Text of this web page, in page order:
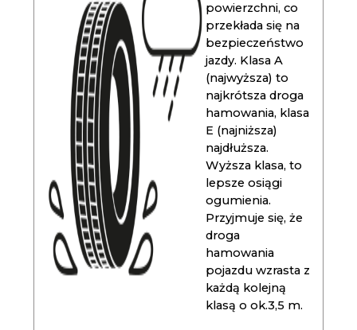
powierzchni, co
przekłada się na
bezpieczeństwo
jazdy. Klasa A
(najwyższa) to
najkrótsza droga
hamowania, klasa
E (najniższa)
najdłuższa.
Wyższa klasa, to
lepsze osiągi
ogumienia.
Przyjmuje się, że
droga
hamowania
pojazdu wzrasta z
każdą kolejną
klasą o ok.3,5 m.